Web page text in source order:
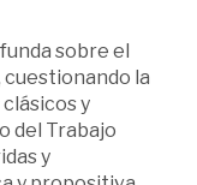
sobre el
cuestionando la
y
del Trabajo
y